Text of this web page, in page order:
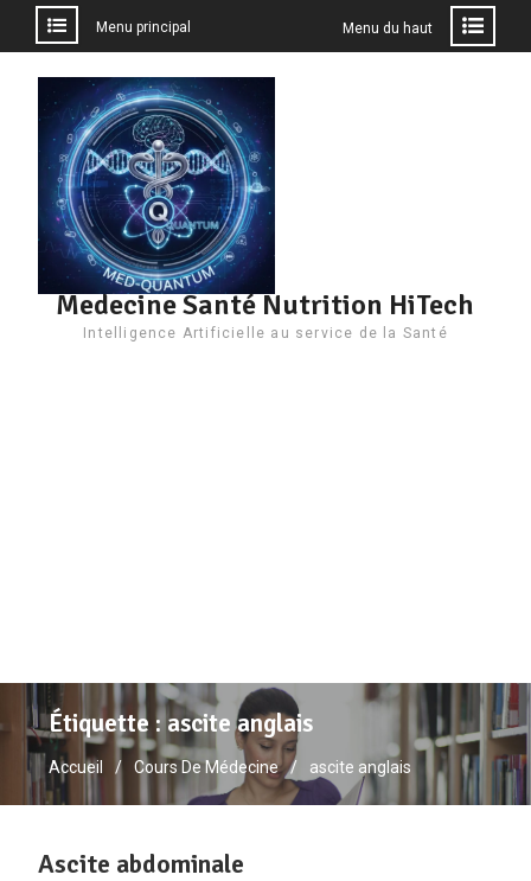
contenu
Menu principal Menu du haut
Medecine Santé Nutrition HiTech
Intelligence Artificielle au service de la Santé
Étiquette : ascite anglais
Accueil Cours De Médecine ascite anglais
Ascite abdominale